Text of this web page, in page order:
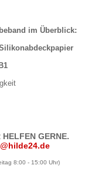
im Überblick:
GERNE.
8:00 - 15:00 Uhr)